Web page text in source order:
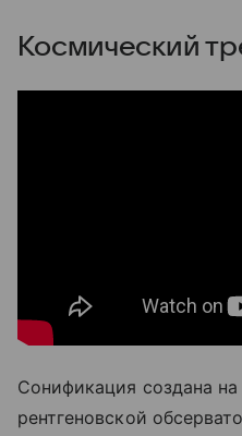
Космический
Сонификация создана
рентгеновской